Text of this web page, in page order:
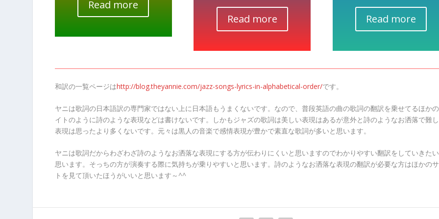
Read more
Read more Read more
和訳の一覧ページはhttp://blog.theyannie.com/jazz-songs-lyrics-in-alphabetical-order/です。
ヤニは歌詞の日本語訳の専門家ではない上に日本語もうまくないです。なので、普段英語の曲の歌詞の翻訳を乗せてるほか
イトのように詩のような表現などは書けないです。しかもジャズの歌詞は美しい表現はあるが意外と詩のようなお洒落で難
表現は思ったより多くないです。元々は黒人の音楽で感情表現が豊かで素直な歌詞が多いと思います。
ヤニは歌詞だからわざわざ詩のようなお洒落な表現にする方が伝わりにくいと思いますのでわかりやすい翻訳をしていきた
思います。そっちの方が演奏する際に気持ちが乗りやすいと思います。詩のようなお洒落な表現の翻訳が必要な方はほかの
トを見て頂いたほうがいいと思います～^^